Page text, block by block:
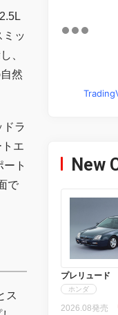
ッ
、
然
ラ
エ
ト
で
ス
New
プレリュード
ホンダ
2026.08発売